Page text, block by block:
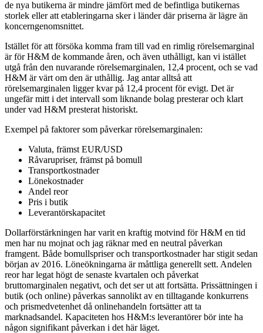
de nya butikerna är mindre jämfört med de befintliga butikernas
storlek eller att etableringarna sker i länder där priserna är lägre än
koncerngenomsnittet.
Istället för att försöka komma fram till vad en rimlig rörelsemarginal
är för H&M de kommande åren, och även uthålligt, kan vi istället
utgå från den nuvarande rörelsemarginalen, 12,4 procent, och se vad
H&M är värt om den är uthållig. Jag antar alltså att
rörelsemarginalen ligger kvar på 12,4 procent för evigt. Det är
ungefär mitt i det intervall som liknande bolag presterar och klart
under vad H&M presterat historiskt.
Exempel på faktorer som påverkar rörelsemarginalen:
Valuta, främst EUR/USD
Råvarupriser, främst på bomull
Transportkostnader
Lönekostnader
Andel reor
Pris i butik
Leverantörskapacitet
Dollarförstärkningen har varit en kraftig motvind för H&M en tid
men har nu mojnat och jag räknar med en neutral påverkan
framgent. Både bomullspriser och transportkostnader har stigit sedan
början av 2016. Löneökningarna är måttliga generellt sett. Andelen
reor har legat högt de senaste kvartalen och påverkat
bruttomarginalen negativt, och det ser ut att fortsätta. Prissättningen i
butik (och online) påverkas sannolikt av en tilltagande konkurrens
och prismedvetenhet då onlinehandeln fortsätter att ta
marknadsandel. Kapaciteten hos H&M:s leverantörer bör inte ha
någon signifikant påverkan i det här läget.